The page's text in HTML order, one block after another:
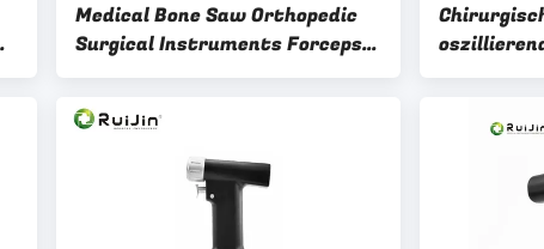
Medical Bone Saw Orthopedic
Surgical Instruments Forceps
Electric Surgery Tool air
Oscillating Saw Ruijin NS-1511
CE Certified